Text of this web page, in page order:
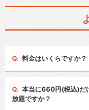
料金はいくらですか？
本当に660円(税込)だ
放題ですか？